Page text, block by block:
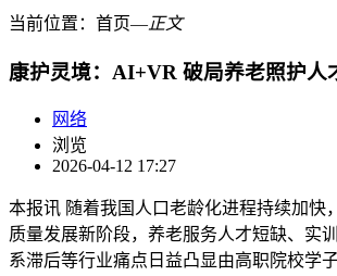
当前位置： 首页―正文
康护灵境：AI+VR 破局养老照护人
网络
浏览
2026-04-12 17:27
本报讯 随着我国人口老龄化进程持续加快
质量发展新阶段，养老服务人才短缺、实
系滞后等行业痛点日益凸显由高职院校学